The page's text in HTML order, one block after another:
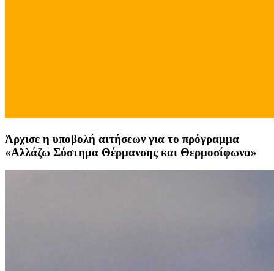
Άρχισε η υποβολή αιτήσεων για το πρόγραμμα
«Αλλάζω Σύστημα Θέρμανσης και Θερμοσίφωνα»